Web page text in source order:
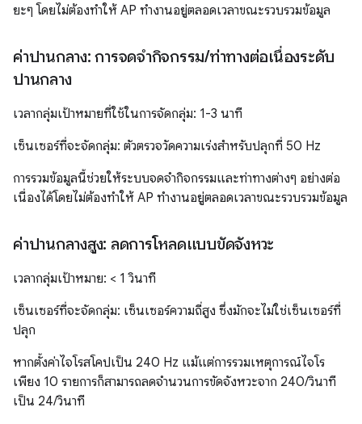
ยะๆ โดยไม่ต้องทำให้ AP ทำงานอยู่ตลอดเวลาขณะรวบรวมข้อมูล
ค่าปานกลาง: การจดจํากิจกรรม/ท่าทางต่อเนื่องระดับ
ปานกลาง
เวลากลุ่มเป้าหมายที่ใช้ในการจัดกลุ่ม: 1-3 นาที
เซ็นเซอร์ที่จะจัดกลุ่ม: ตัวตรวจวัดความเร่งสำหรับปลุกที่ 50 Hz
การรวมข้อมูลนี้ช่วยให้ระบบจดจำกิจกรรมและท่าทางต่างๆ อย่างต่อ
เนื่องได้โดยไม่ต้องทำให้ AP ทำงานอยู่ตลอดเวลาขณะรวบรวมข้อมูล
ค่าปานกลางสูง: ลดการโหลดแบบขัดจังหวะ
เวลากลุ่มเป้าหมาย: < 1 วินาที
เซ็นเซอร์ที่จะจัดกลุ่ม: เซ็นเซอร์ความถี่สูง ซึ่งมักจะไม่ใช่เซ็นเซอร์ที่
ปลุก
หากตั้งค่าไจโรสโคปเป็น 240 Hz แม้แต่การรวมเหตุการณ์ไจโร
เพียง 10 รายการก็สามารถลดจำนวนการขัดจังหวะจาก 240/วินาที
เป็น 24/วินาที